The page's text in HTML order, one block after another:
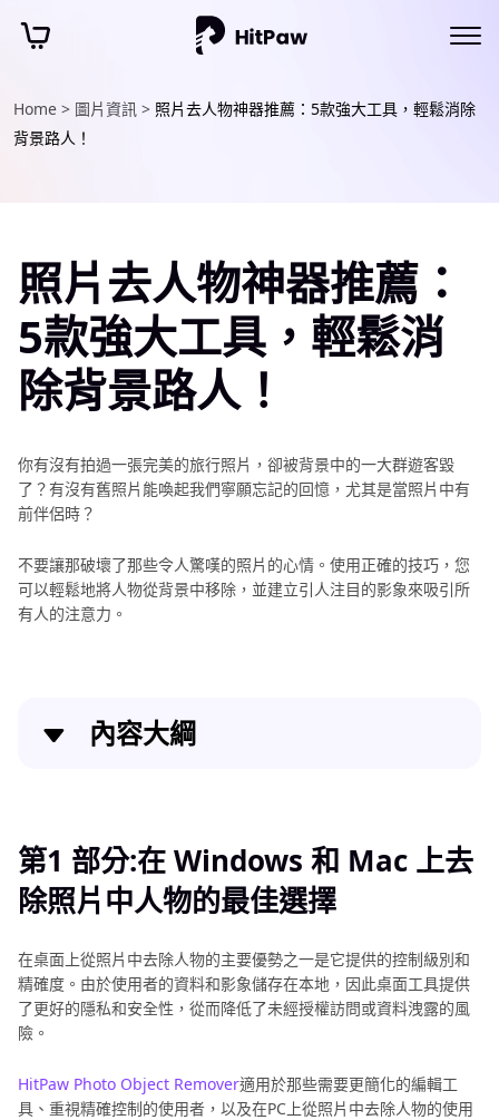
Home > 圖片資訊 > 照片去人物神器推薦：5款強大工具，輕鬆消除
背景路人！
照片去人物神器推薦：
5款強大工具，輕鬆消
除背景路人！
你有沒有拍過一張完美的旅行照片，卻被背景中的一大群遊客毀
了？有沒有舊照片能喚起我們寧願忘記的回憶，尤其是當照片中有
前伴侶時？
不要讓那破壞了那些令人驚嘆的照片的心情。使用正確的技巧，您
可以輕鬆地將人物從背景中移除，並建立引人注目的影象來吸引所
有人的注意力。
內容大綱
第 2 部分：推薦照片去人物App！手機一鍵修掉背景路
人
第 3 部分: 2款卓越工具可輕鬆從線上照片中去路人
第 4 部分： 把人P掉的額外提示：輕鬆從照片中移除人
物，讓您的照片更專注！
總結
第1 部分:在 Windows 和 Mac 上去
除照片中人物的最佳選擇
在桌面上從照片中去除人物的主要優勢之一是它提供的控制級別和
精確度。由於使用者的資料和影象儲存在本地，因此桌面工具提供
了更好的隱私和安全性，從而降低了未經授權訪問或資料洩露的風
險。
HitPaw Photo Object Remover適用於那些需要更簡化的編輯工
具、重視精確控制的使用者，以及在PC上從照片中去除人物的使用